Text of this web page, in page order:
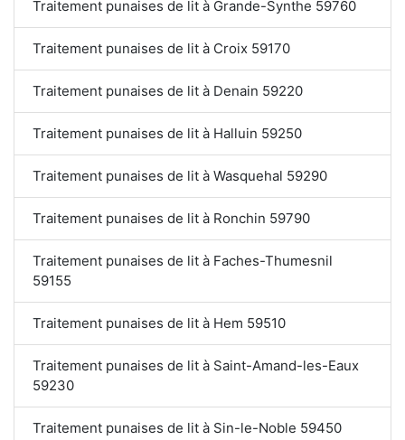
Traitement punaises de lit à Grande-Synthe 59760
Traitement punaises de lit à Croix 59170
Traitement punaises de lit à Denain 59220
Traitement punaises de lit à Halluin 59250
Traitement punaises de lit à Wasquehal 59290
Traitement punaises de lit à Ronchin 59790
Traitement punaises de lit à Faches-Thumesnil
59155
Traitement punaises de lit à Hem 59510
Traitement punaises de lit à Saint-Amand-les-Eaux
59230
Traitement punaises de lit à Sin-le-Noble 59450